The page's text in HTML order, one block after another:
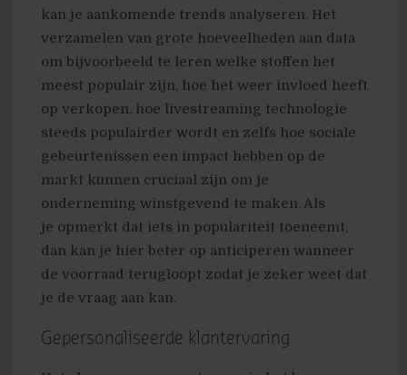
kan je aankomende trends analyseren. Het
verzamelen van grote hoeveelheden aan data
om bijvoorbeeld te leren welke stoffen het
meest populair zijn, hoe het weer invloed heeft
op verkopen, hoe livestreaming technologie
steeds populairder wordt en zelfs hoe sociale
gebeurtenissen een impact hebben op de
markt kunnen cruciaal zijn om je
onderneming winstgevend te maken. Als
je opmerkt dat iets in populariteit toeneemt,
dan kan je hier beter op anticiperen wanneer
de voorraad terugloopt zodat je zeker weet dat
je de vraag aan kan.
Gepersonaliseerde klantervaring